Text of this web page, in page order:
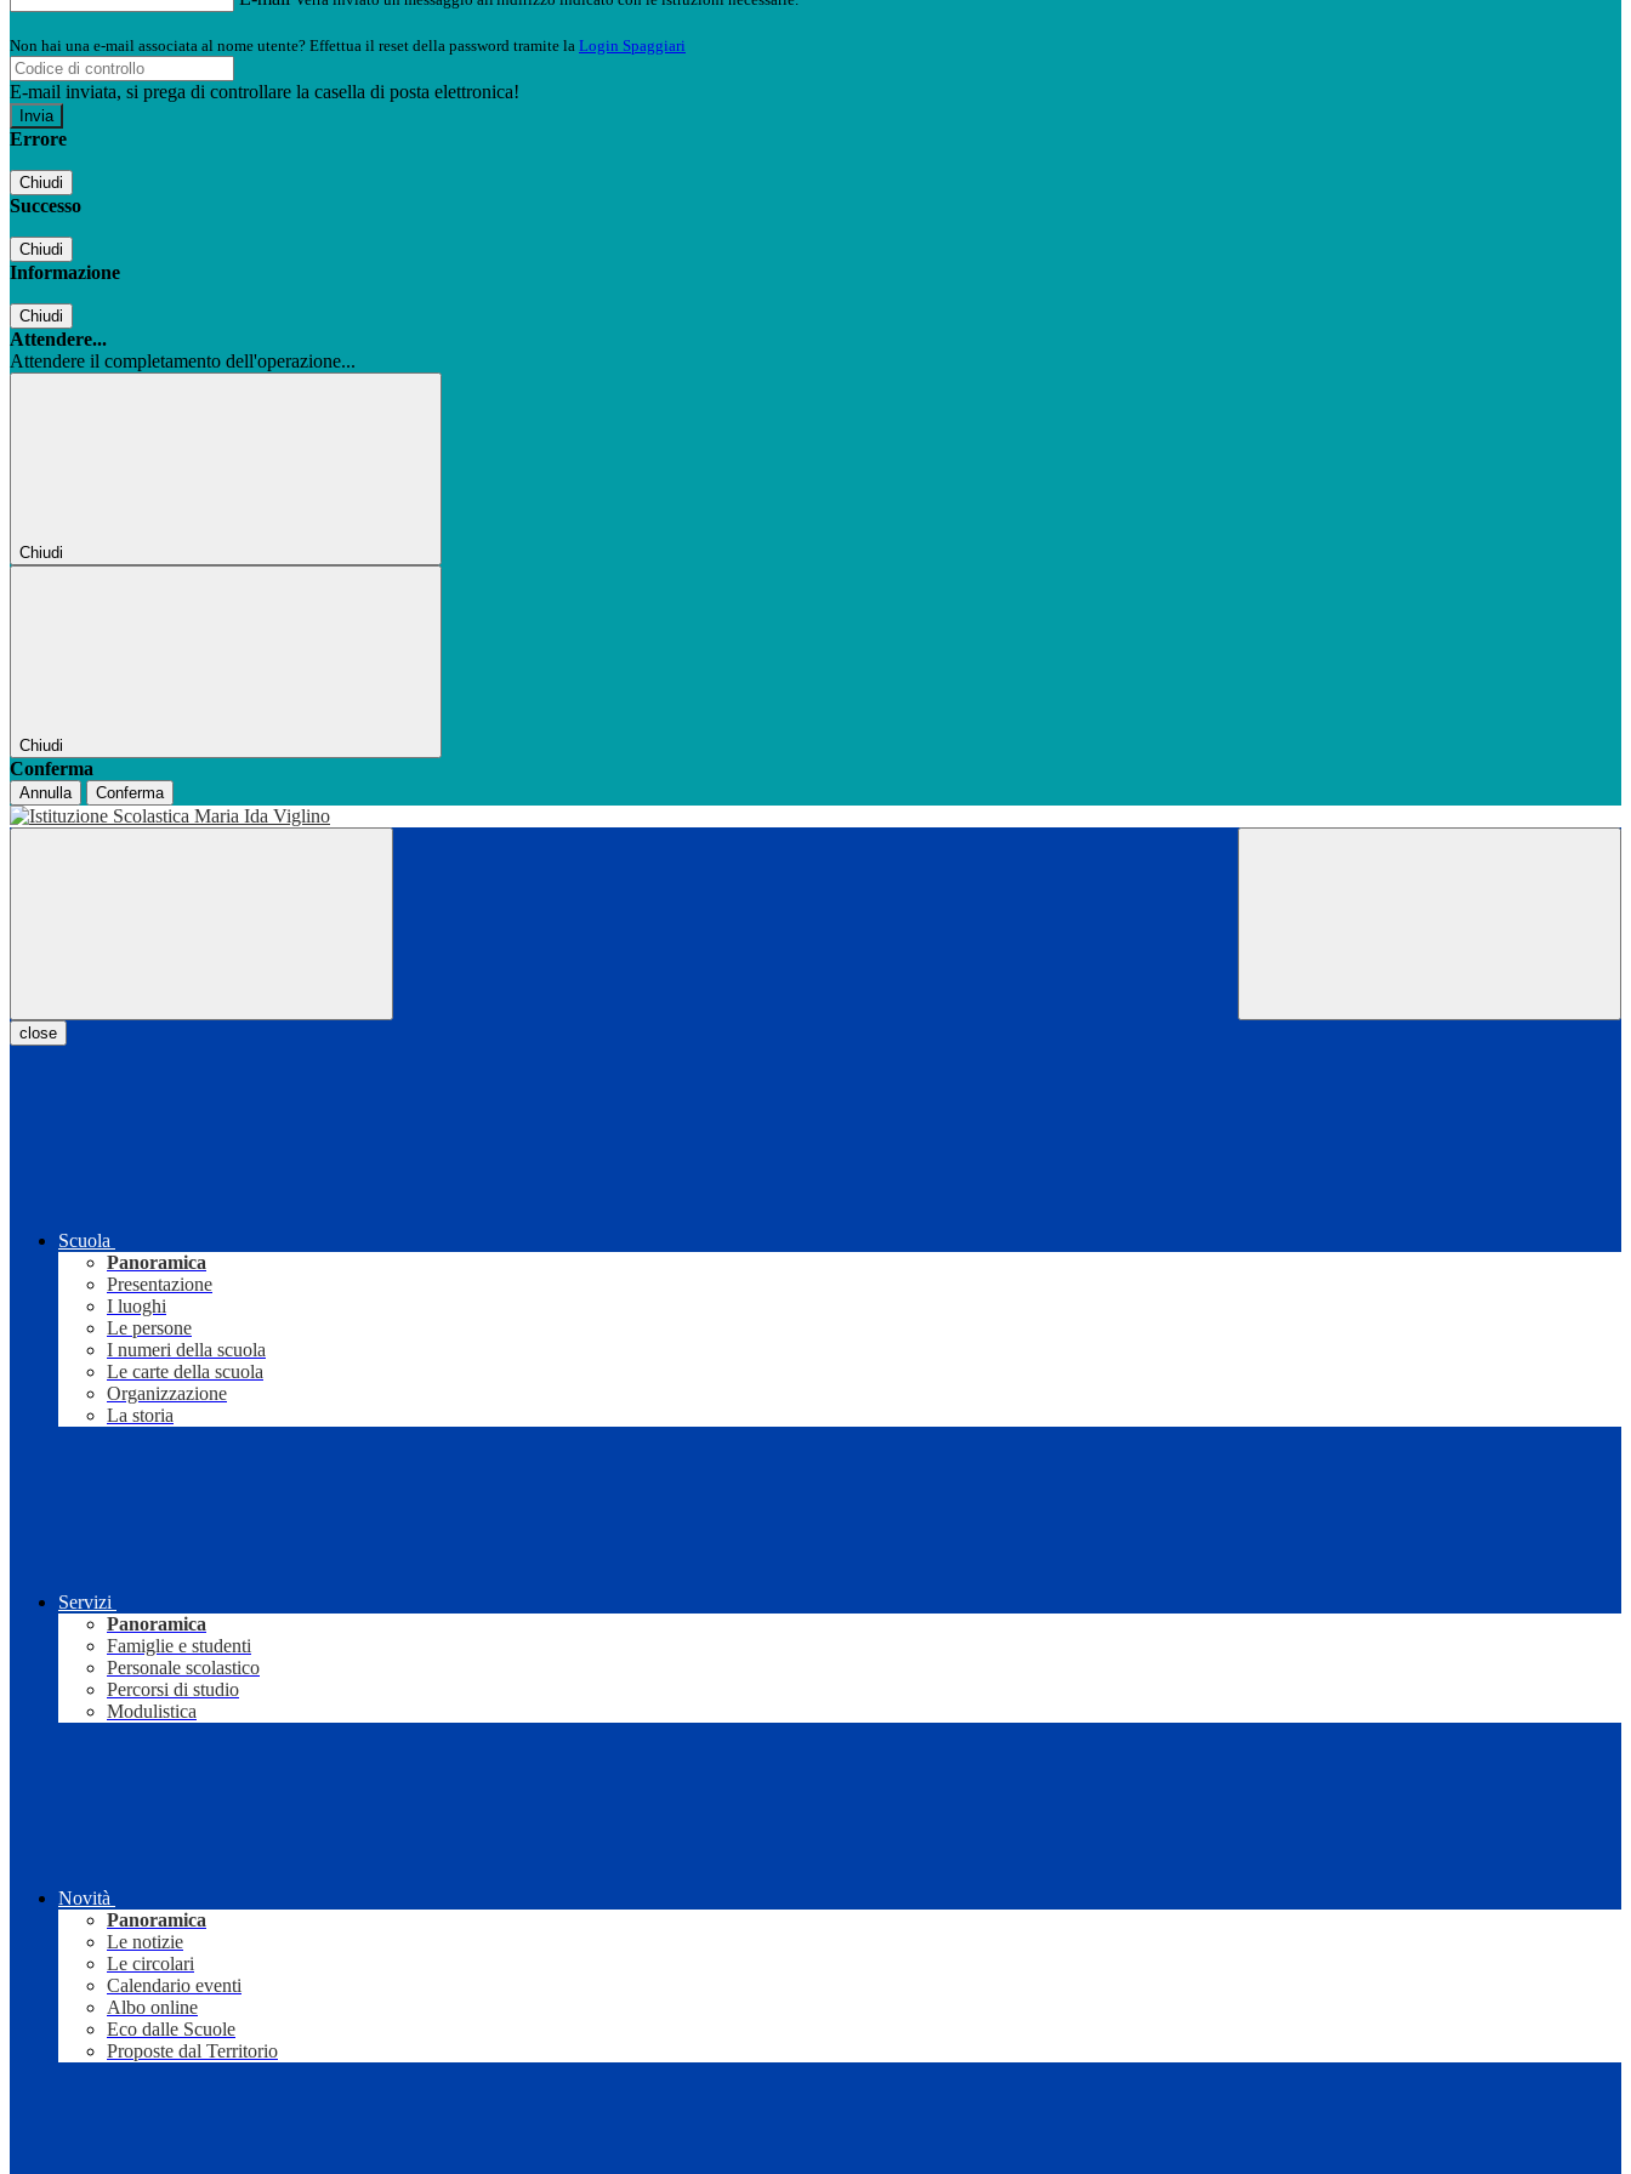
Non hai una e-mail associata al nome utente? Effettua il reset della password tramite la Login Spaggiari
E-mail inviata, si prega di controllare la casella di posta elettronica!
Errore
Chiudi
Successo
Chiudi
Informazione
Chiudi
Attendere...
Attendere il completamento dell'operazione...
Chiudi
Chiudi
Conferma
Annulla Conferma
close
Scuola
Panoramica
Presentazione
I luoghi
Le persone
I numeri della scuola
Le carte della scuola
Organizzazione
La storia
Servizi
Panoramica
Famiglie e studenti
Personale scolastico
Percorsi di studio
Modulistica
Novità
Panoramica
Le notizie
Le circolari
Calendario eventi
Albo online
Eco dalle Scuole
Proposte dal Territorio